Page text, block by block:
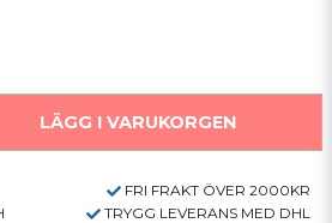
LÄGG I VARUKORGEN
FRI FRAKT ÖVER 2000KR
TRYGG LEVERANS MED DHL